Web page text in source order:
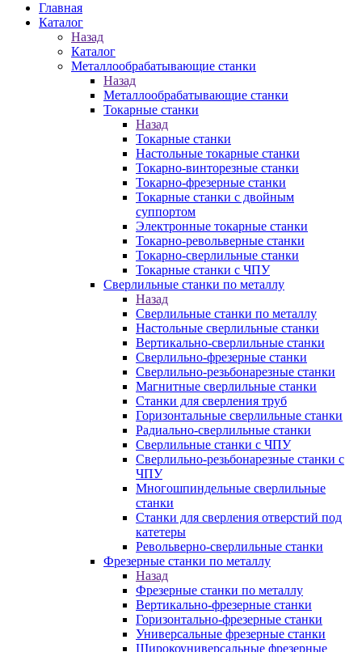
Главная
Каталог
Назад
Каталог
Металлообрабатывающие станки
Назад
Металлообрабатывающие станки
Токарные станки
Назад
Токарные станки
Настольные токарные станки
Токарно-винторезные станки
Токарно-фрезерные станки
Токарные станки с двойным
суппортом
Электронные токарные станки
Токарно-револьверные станки
Токарно-сверлильные станки
Токарные станки с ЧПУ
Сверлильные станки по металлу
Назад
Сверлильные станки по металлу
Настольные сверлильные станки
Вертикально-сверлильные станки
Сверлильно-фрезерные станки
Сверлильно-резьбонарезные станки
Магнитные сверлильные станки
Станки для сверления труб
Горизонтальные сверлильные станки
Радиально-сверлильные станки
Сверлильные станки с ЧПУ
Сверлильно-резьбонарезные станки с
ЧПУ
Многошпиндельные сверлильные
станки
Станки для сверления отверстий под
катетеры
Револьверно-сверлильные станки
Фрезерные станки по металлу
Назад
Фрезерные станки по металлу
Вертикально-фрезерные станки
Горизонтально-фрезерные станки
Универсальные фрезерные станки
Широкоуниверсальные фрезерные